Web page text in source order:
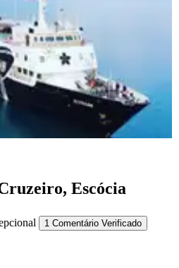
Escócia
1 Comentário Verificado